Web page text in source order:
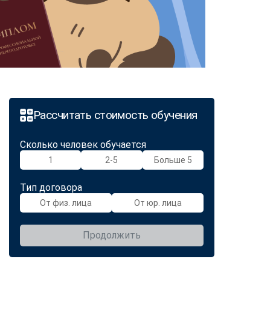
Рассчитать стоимость обучения
Сколько человек обучается
1 2-5 Больше 5
Тип договора
От физ. лица От юр. лица
Продолжить